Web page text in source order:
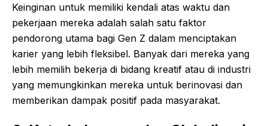
Keinginan untuk memiliki kendali atas waktu dan
pekerjaan mereka adalah salah satu faktor
pendorong utama bagi Gen Z dalam menciptakan
karier yang lebih fleksibel. Banyak dari mereka yang
lebih memilih bekerja di bidang kreatif atau di industri
yang memungkinkan mereka untuk berinovasi dan
memberikan dampak positif pada masyarakat.